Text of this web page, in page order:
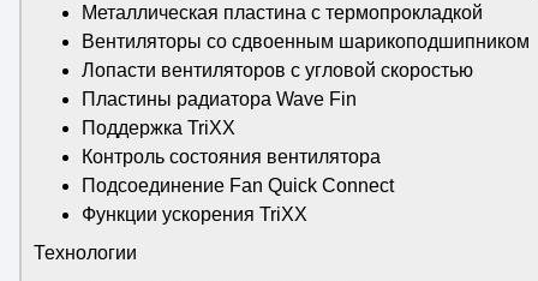
Металлическая пластина с термопрокладкой
Вентиляторы со сдвоенным шарикоподшипником
Лопасти вентиляторов с угловой скоростью
Пластины радиатора Wave Fin
Поддержка TriXX
Контроль состояния вентилятора
Подсоединение Fan Quick Connect
Функции ускорения TriXX
Технологии